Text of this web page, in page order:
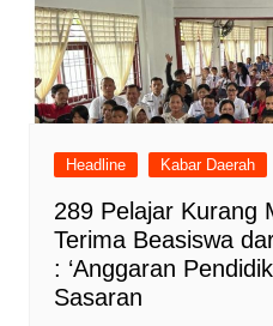
Headline Kabar Daerah
289 Pelajar Kurang
Terima Beasiswa
: ‘Anggaran
Sasaran